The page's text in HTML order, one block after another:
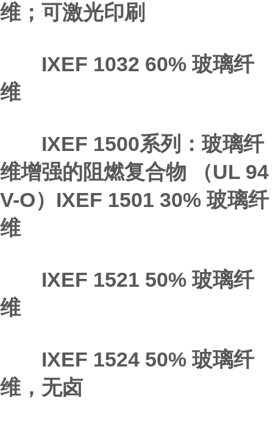
维；可激光印刷
IXEF 1032 60% 玻璃纤
维
IXEF 1500系列：玻璃纤
维增强的阻燃复合物 （UL 94
V-O）IXEF 1501 30% 玻璃纤
维
IXEF 1521 50% 玻璃纤
维
IXEF 1524 50% 玻璃纤
维，无卤